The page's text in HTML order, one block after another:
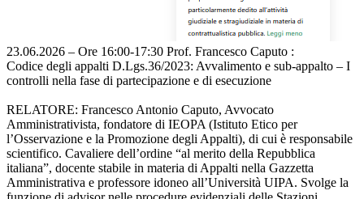
23.06.2026 – Ore 16:00-17:30 Prof. Francesco Caputo :
Codice degli appalti D.Lgs.36/2023: Avvalimento e sub-appalto – I
controlli nella fase di partecipazione e di esecuzione
RELATORE: Francesco Antonio Caputo, Avvocato
Amministrativista, fondatore di IEOPA (Istituto Etico per
l’Osservazione e la Promozione degli Appalti), di cui è responsabile
scientifico. Cavaliere dell’ordine “al merito della Repubblica
italiana”, docente stabile in materia di Appalti nella Gazzetta
Amministrativa e professore idoneo all’Università UIPA. Svolge la